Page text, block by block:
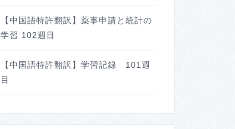
【中国語特許翻訳】薬事申請と統計の
学習 102週目
【中国語特許翻訳】学習記録 101週
目